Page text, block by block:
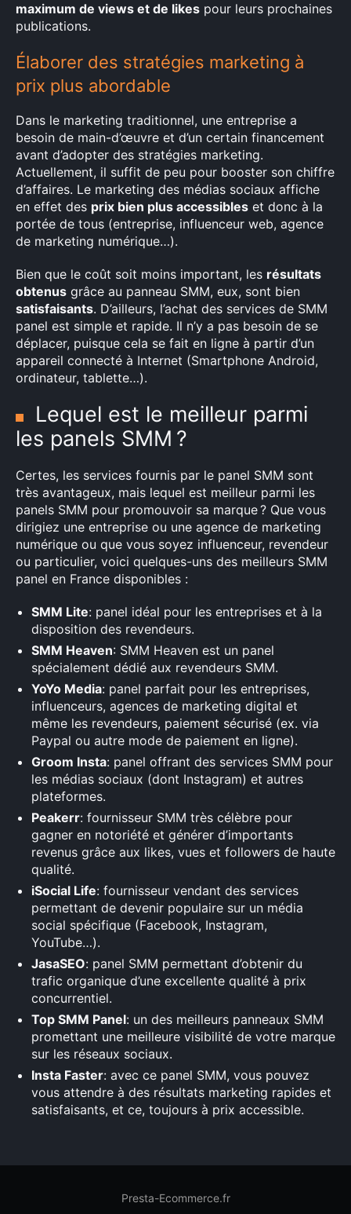
maximum de views et de likes pour leurs prochaines
publications.
Élaborer des stratégies marketing à
prix plus abordable
Dans le marketing traditionnel, une entreprise a
besoin de main-d’œuvre et d’un certain financement
avant d’adopter des stratégies marketing.
Actuellement, il suffit de peu pour booster son chiffre
d’affaires. Le marketing des médias sociaux affiche
en effet des prix bien plus accessibles et donc à la
portée de tous (entreprise, influenceur web, agence
de marketing numérique…).
Bien que le coût soit moins important, les résultats
obtenus grâce au panneau SMM, eux, sont bien
satisfaisants. D’ailleurs, l’achat des services de SMM
panel est simple et rapide. Il n’y a pas besoin de se
déplacer, puisque cela se fait en ligne à partir d’un
appareil connecté à Internet (Smartphone Android,
ordinateur, tablette…).
Lequel est le meilleur parmi
les panels SMM ?
Certes, les services fournis par le panel SMM sont
très avantageux, mais lequel est meilleur parmi les
panels SMM pour promouvoir sa marque ? Que vous
dirigiez une entreprise ou une agence de marketing
numérique ou que vous soyez influenceur, revendeur
ou particulier, voici quelques-uns des meilleurs SMM
panel en France disponibles :
SMM Lite: panel idéal pour les entreprises et à la
disposition des revendeurs.
SMM Heaven: SMM Heaven est un panel
spécialement dédié aux revendeurs SMM.
YoYo Media: panel parfait pour les entreprises,
influenceurs, agences de marketing digital et
même les revendeurs, paiement sécurisé (ex. via
Paypal ou autre mode de paiement en ligne).
Groom Insta: panel offrant des services SMM pour
les médias sociaux (dont Instagram) et autres
plateformes.
Peakerr: fournisseur SMM très célèbre pour
gagner en notoriété et générer d’importants
revenus grâce aux likes, vues et followers de haute
qualité.
iSocial Life: fournisseur vendant des services
permettant de devenir populaire sur un média
social spécifique (Facebook, Instagram,
YouTube…).
JasaSEO: panel SMM permettant d’obtenir du
trafic organique d’une excellente qualité à prix
concurrentiel.
Top SMM Panel: un des meilleurs panneaux SMM
promettant une meilleure visibilité de votre marque
sur les réseaux sociaux.
Insta Faster: avec ce panel SMM, vous pouvez
vous attendre à des résultats marketing rapides et
satisfaisants, et ce, toujours à prix accessible.
Presta-Ecommerce.fr